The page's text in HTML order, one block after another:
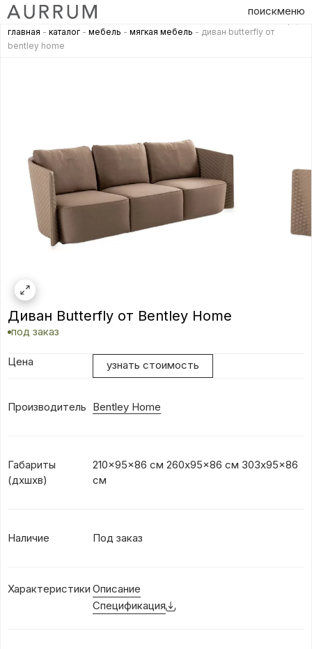
поискменю
главная - каталог - мебель - мягкая мебель - диван butterfly от
bentley home
Диван Butterfly от Bentley Home
под заказ
Цена узнать стоимость
Производитель Bentley Home
Габариты
(дхшхв)
210x95x86 см 260x95x86 см 303x95x86
см
Наличие Под заказ
Характеристики Описание
Спецификация